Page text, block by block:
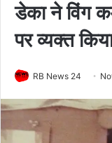
डेका ने विंग
पर व्यक्त
RB News 24